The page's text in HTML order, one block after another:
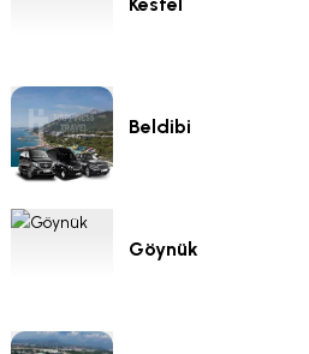
Beldibi
Göynük